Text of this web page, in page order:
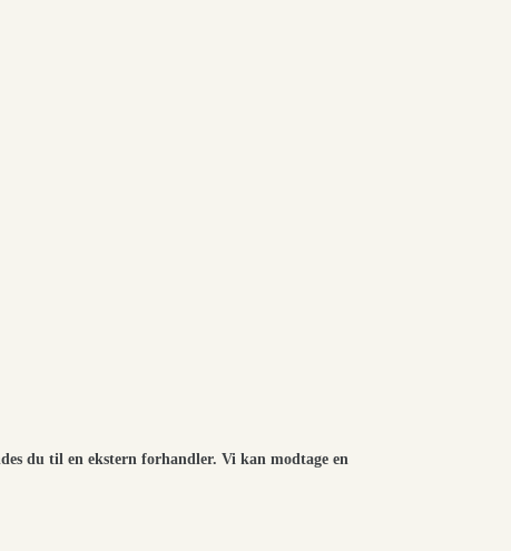
du til en ekstern forhandler. Vi kan modtage en